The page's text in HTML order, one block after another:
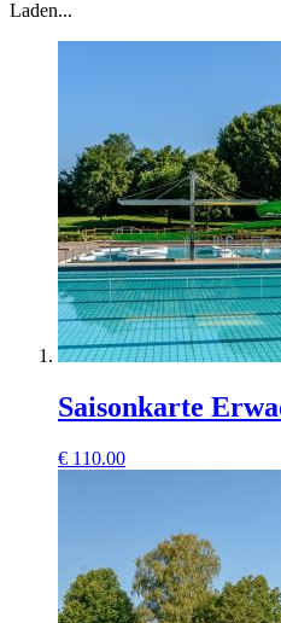
Laden...
Saisonkarte
€ 110.00